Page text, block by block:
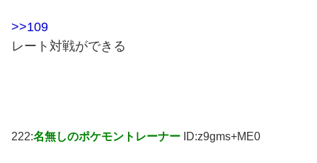
>>109
レート対戦ができる
222:名無しのポケモントレーナー ID:z9gms+ME0